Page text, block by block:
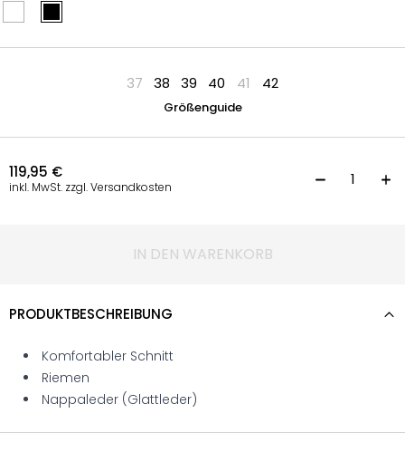
37 38 39 40 41 42
Größenguide
119,95 €
inkl. MwSt. zzgl. Versandkosten
IN DEN WARENKORB
PRODUKTBESCHREIBUNG
Komfortabler Schnitt
Riemen
Nappaleder (Glattleder)